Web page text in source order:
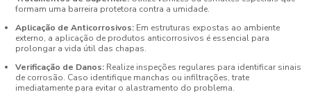
formam uma barreira protetora contra a umidade.
Aplicação de Anticorrosivos: Em estruturas expostas ao ambiente
externo, a aplicação de produtos anticorrosivos é essencial para
prolongar a vida útil das chapas.
Verificação de Danos: Realize inspeções regulares para identificar sinais
de corrosão. Caso identifique manchas ou infiltrações, trate
imediatamente para evitar o alastramento do problema.